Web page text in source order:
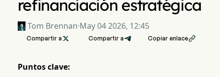
refinanciación estratégica
Tom Brennan·May 04 2026, 12:45
Compartir a  Compartir a Copiar enlace
Puntos clave: